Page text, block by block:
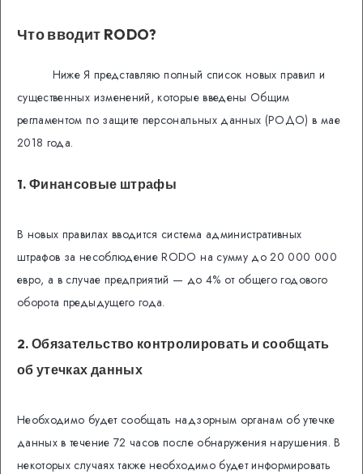
Что вводит RODO?
Ниже Я представляю полный список новых правил и
существенных изменений, которые введены Общим
регламентом по защите персональных данных (РОДО) в мае
2018 года.
1. Финансовые штрафы
В новых правилах вводится система административных
штрафов за несоблюдение RODO на сумму до 20 000 000
евро, а в случае предприятий — до 4% от общего годового
оборота предыдущего года.
2. Обязательство контролировать и сообщать
об утечках данных
Необходимо будет сообщать надзорным органам об утечке
данных в течение 72 часов после обнаружения нарушения. В
некоторых случаях также необходимо будет информировать